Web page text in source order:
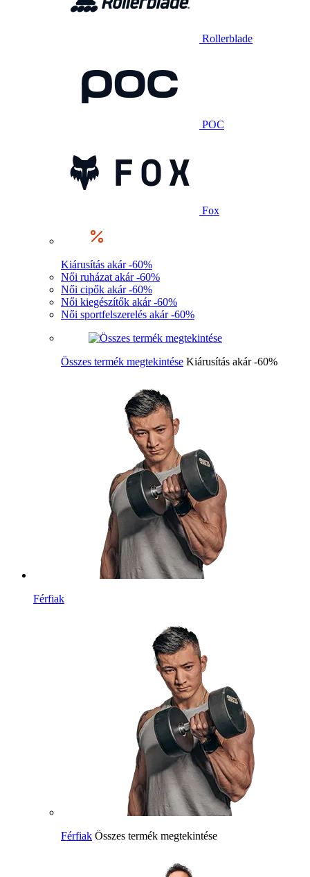
Rollerblade
POC
Fox
Kiárusítás akár -60%
Női ruházat akár -60%
Női cipők akár -60%
Női kiegészítők akár -60%
Női sportfelszerelés akár -60%
Összes termék megtekintése Kiárusítás akár -60%
Férfiak
Férfiak Összes termék megtekintése